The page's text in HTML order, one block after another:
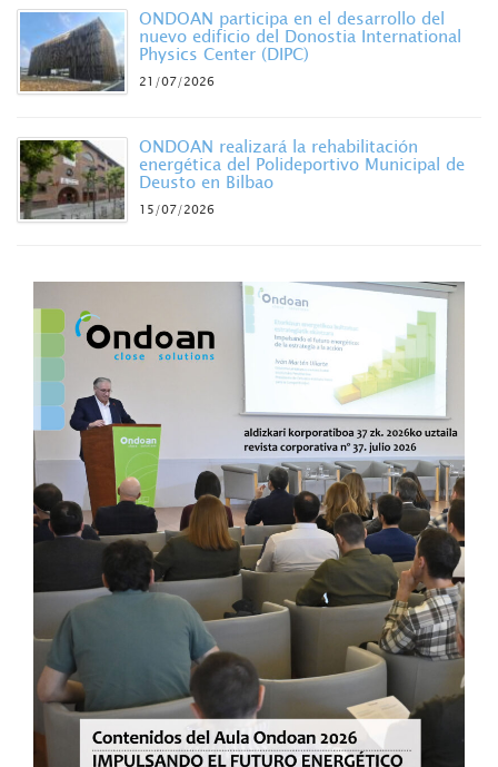
ONDOAN participa en el desarrollo del
nuevo edificio del Donostia International
Physics Center (DIPC)
21/07/2026
ONDOAN realizará la rehabilitación
energética del Polideportivo Municipal de
Deusto en Bilbao
15/07/2026